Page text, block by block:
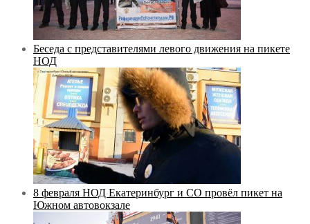
Беседа с представителями левого движения на пикете
НОД
8 февраля НОД Екатеринбург и СО провёл пикет на
Южном автовокзале